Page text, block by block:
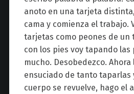
anoto en una tarjeta
cama y comienza el trabajo.
tarjetas como peones de un
con los pies voy tapando las
mucho. Desobedezco.
ensuciado de tanto taparlas
cuerpo se revuelve, hago el